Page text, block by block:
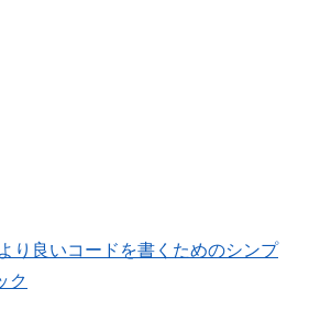
り良いコードを書くためのシンプ
ク